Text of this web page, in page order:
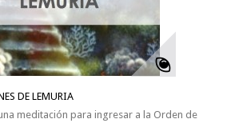
DE LEMURIA
meditación para ingresar a la Orden de